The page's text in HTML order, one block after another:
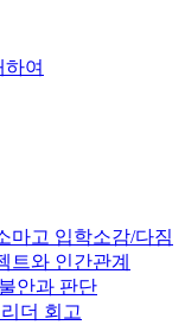
여
마고 입학소감/다짐
트와 인간관계
안과 판단
더 회고